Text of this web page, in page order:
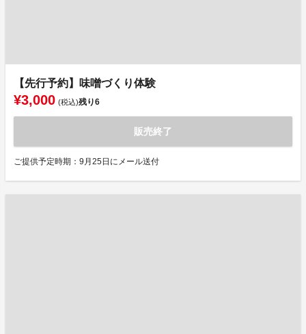
【先行予約】味噌づくり体験
¥3,000 (税込)残り6
販売終了
ご提供予定時期：9月25日にメール送付